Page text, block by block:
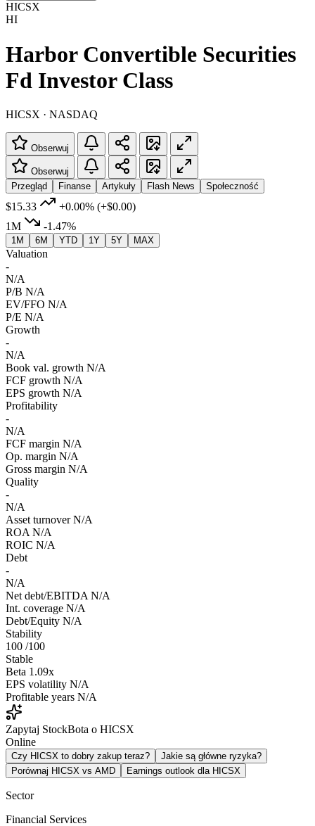
HICSX
HI
Harbor Convertible Securities
Fd Investor Class
HICSX · NASDAQ
Obserwuj
Obserwuj
Przegląd
Finanse Artykuły Flash News Społeczność
$15.33 +0.00% (+$0.00)
1M
-1.47%
1M 6M YTD 1Y 5Y MAX
Valuation
-
N/A
P/B N/A
EV/FFO N/A
P/E N/A
Growth
-
N/A
Book val. growth N/A
FCF growth N/A
EPS growth N/A
Profitability
-
N/A
FCF margin N/A
Op. margin N/A
Gross margin N/A
Quality
-
N/A
Asset turnover N/A
ROA N/A
ROIC N/A
Debt
-
N/A
Net debt/EBITDA N/A
Int. coverage N/A
Debt/Equity N/A
Stability
100 /100
Stable
Beta 1.09x
EPS volatility N/A
Profitable years N/A
Zapytaj StockBota o HICSX
Online
Czy HICSX to dobry zakup teraz?
Jakie są główne ryzyka?
Porównaj HICSX vs AMD
Earnings outlook dla HICSX
Sector
Financial Services